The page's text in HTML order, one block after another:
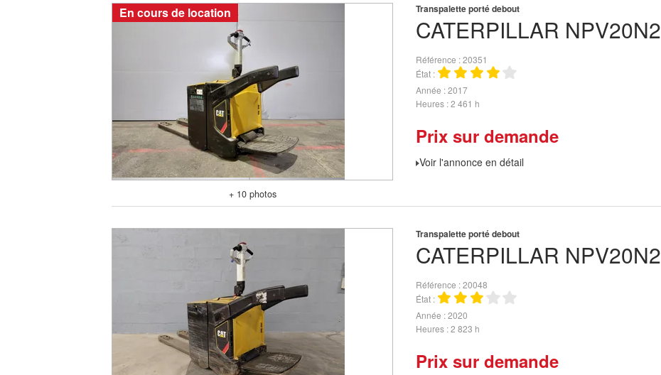
En cours de location
+ 10 photos
CATERPILLAR NPV20N2
Transpalette porté debout
Référence 20351
État
Année 2017
Heures 2 461 h
Prix sur demande
Voir l'annonce en détail
CATERPILLAR NPV20N2
Transpalette porté debout
Référence 20048
État
Année 2020
Heures 2 823 h
Prix sur demande